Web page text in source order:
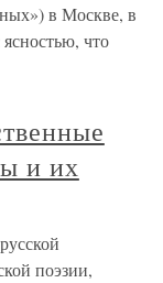
в Москве, в
что
и их
поэзии,